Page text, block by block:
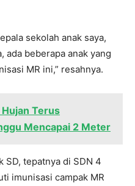
sekolah anak saya,
ada beberapa anak yang
MR ini,” resahnya.
Terus
Mencapai 2 Meter
SD, tepatnya di SDN 4
imunisasi campak MR